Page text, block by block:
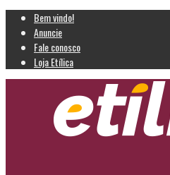
Bem vindo!
Anuncie
Fale conosco
Loja Etílica